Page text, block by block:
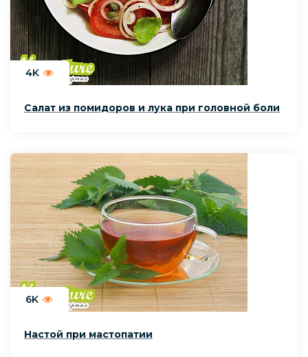
4K
Салат из помидоров и лука при головной боли
6K
Настой при мастопатии